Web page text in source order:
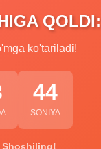
QOLDI:
ko'tariladi!
43
SONIYA